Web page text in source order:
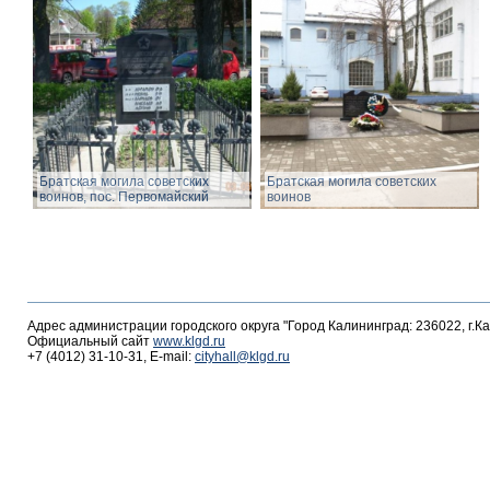
Братская могила советских
воинов, пос. Первомайский
Братская могила советских
воинов
Адрес администрации городского округа "Город Калининград: 236022,
Официальный сайт www.klgd.ru
+7 (4012) 31-10-31, E-mail: cityhall@klgd.ru